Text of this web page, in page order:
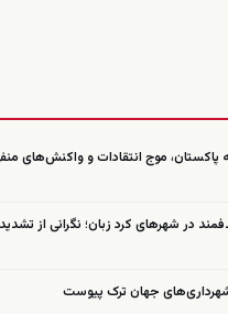
پاکستان، موج انتقادات و واکنش‌های
در شهرهای کرد زبان؛ نگرانی از تشدید
جهان ترک پیوست